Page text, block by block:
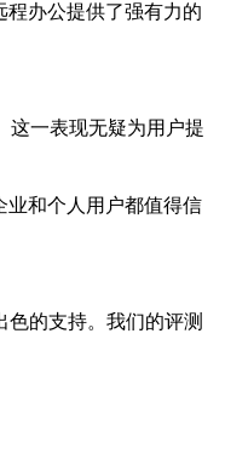
办公提供了强有力的
这一表现无疑为用户提
业和个人用户都值得信
的支持。我们的评测